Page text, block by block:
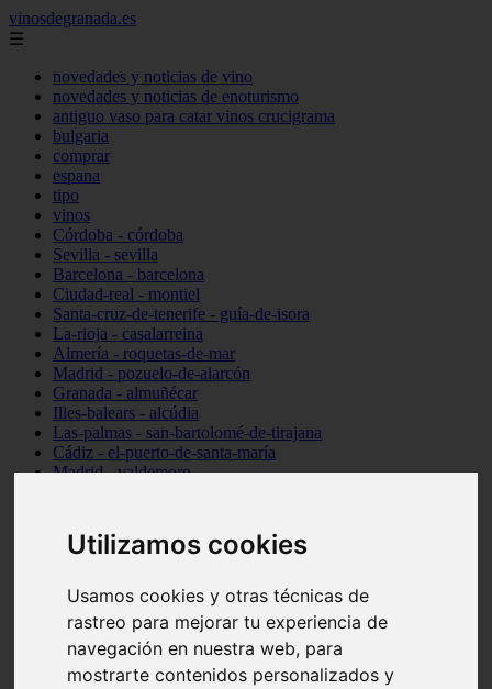
Utilizamos cookies
Usamos cookies y otras técnicas de
rastreo para mejorar tu experiencia de
navegación en nuestra web, para
mostrarte contenidos personalizados y
vinosdegranada.es
☰
novedades y noticias de vino
novedades y noticias de enoturismo
antiguo vaso para catar vinos crucigrama
bulgaria
comprar
espana
tipo
vinos
Córdoba - córdoba
Sevilla - sevilla
Barcelona - barcelona
Ciudad-real - montiel
Santa-cruz-de-tenerife - guía-de-isora
La-rioja - casalarreina
Almería - roquetas-de-mar
Madrid - pozuelo-de-alarcón
Granada - almuñécar
Illes-balears - alcúdia
Las-palmas - san-bartolomé-de-tirajana
Cádiz - el-puerto-de-santa-maría
Madrid - valdemoro
Cantabria - suances
Sevilla - bormujos
Málaga - júzcar
Huesca - alquézar
Huesca - castejón-de-sos
Lleida - alt-àneu